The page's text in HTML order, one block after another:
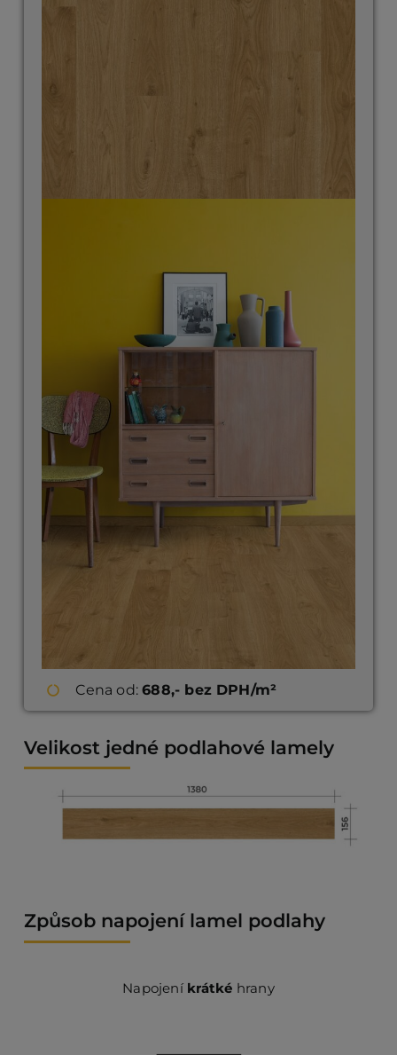
Cena od:688,- bez DPH/m²
Velikost jedné podlahové lamely
Způsob napojení lamel podlahy
Napojení krátké hrany